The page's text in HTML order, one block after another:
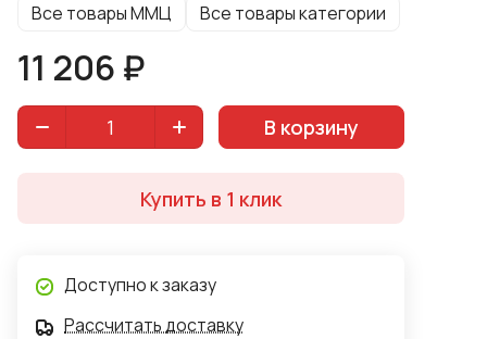
Все товары ММЦ Все товары категории
11 206 ₽
В корзину
Купить в 1 клик
Доступно к заказу
Рассчитать доставку